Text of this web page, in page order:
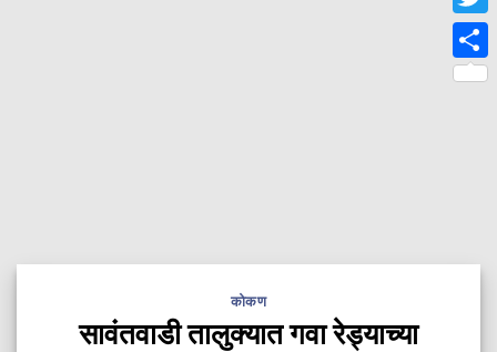
कोकण
सावंतवाडी तालुक्यात गवा रेड्याच्या